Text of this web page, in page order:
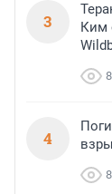
3
Ким
4